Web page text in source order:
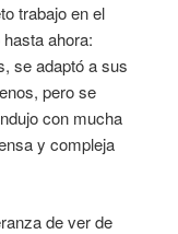
trabajo en el
ahora:
se adaptó a sus
pero se
con mucha
y compleja
de ver de